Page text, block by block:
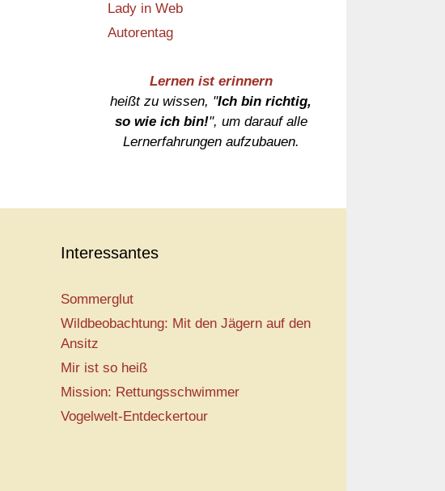
Lady in Web
Autorentag
Lernen ist erinnern
heißt zu wissen, "Ich bin richtig,
so wie ich bin!", um darauf alle
Lernerfahrungen aufzubauen.
Interessantes
Sommerglut
Wildbeobachtung: Mit den Jägern auf den
Ansitz
Mir ist so heiß
Mission: Rettungsschwimmer
Vogelwelt-Entdeckertour